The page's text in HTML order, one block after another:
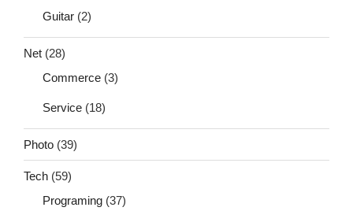
Guitar (2)
Net (28)
Commerce (3)
Service (18)
Photo (39)
Tech (59)
Programing (37)